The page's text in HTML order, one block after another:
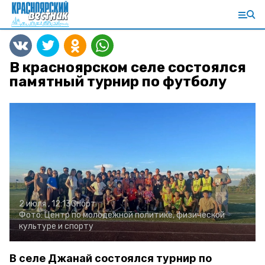
В красноярском селе состоялся
памятный турнир по футболу
2 июля , 12:13Спорт
Фото:Центр по молодёжной политике, физической
культуре и спорту
В селе Джанай состоялся турнир по